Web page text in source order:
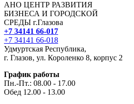
АНО ЦЕНТР РАЗВИТИЯ
БИЗНЕСА И ГОРОДСКОЙ
СРЕДЫ г.Глазова
+7 34141 66-017
+7 34141 66-018
Удмуртская Республика,
г. Глазов, ул. Короленко 8, корпус 2
График работы
Пн.-Пт.: 08.00 - 17.00
Обед 12.00 - 13.00